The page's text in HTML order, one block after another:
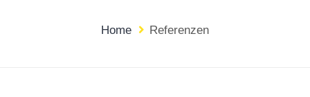
Home Referenzen